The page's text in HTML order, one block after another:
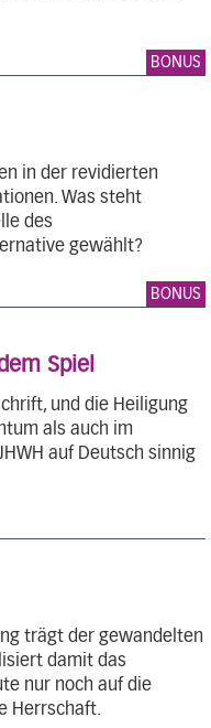
BONUS
in der revidierten
Was steht
des
gewählt?
BONUS
Spiel
und die Heiligung
als auch im
auf Deutsch sinnig
trägt der gewandelten
damit das
nur noch auf die
Herrschaft.